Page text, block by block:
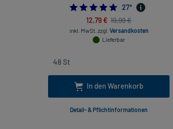
27*
12,79 € 19,99 €
inkl. MwSt. zzgl. Versandkosten
Lieferbar
In den Warenkorb
Detail- & Pflichtinformationen